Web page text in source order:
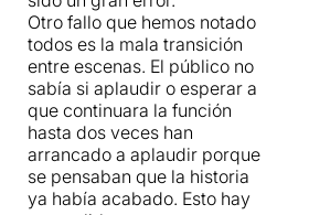
Otro fallo que hemos notado
todos es la mala transición
entre escenas. El público no
sabía si aplaudir o esperar a
que continuara la función
hasta dos veces han
arrancado a aplaudir porque
se pensaban que la historia
ya había acabado. Esto hay